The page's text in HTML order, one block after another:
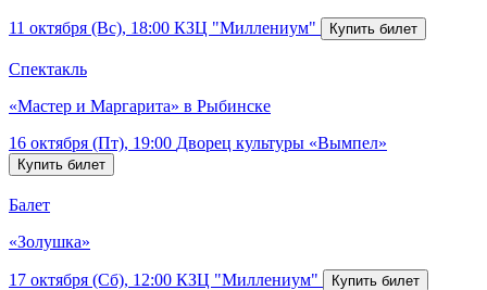
11 октября (Вс), 18:00 КЗЦ "Миллениум"
Спектакль
«Мастер и Маргарита» в Рыбинске
16 октября (Пт), 19:00 Дворец культуры «Вымпел»
Балет
«Золушка»
17 октября (Сб), 12:00 КЗЦ "Миллениум"